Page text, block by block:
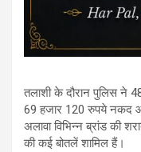
तलाशी के दौरान पुलिस ने
69 हजार 120 रुपये नकद
अलावा विभिन्न ब्रांड की
की कई बोतलें शामिल हैं।